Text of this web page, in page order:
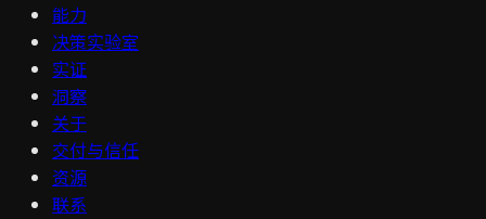
能力
决策实验室
实证
洞察
关于
交付与信任
资源
联系